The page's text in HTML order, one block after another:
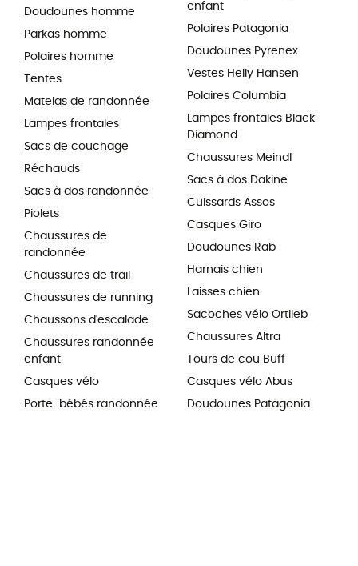
Doudounes homme
Parkas homme
Polaires homme
Tentes
Matelas de randonnée
Lampes frontales
Sacs de couchage
Réchauds
Sacs à dos randonnée
Piolets
Chaussures de
randonnée
Chaussures de trail
Chaussures de running
Chaussons d'escalade
Chaussures randonnée
enfant
Casques vélo
Porte-bébés randonnée
enfant
Polaires Patagonia
Doudounes Pyrenex
Vestes Helly Hansen
Polaires Columbia
Lampes frontales Black
Diamond
Chaussures Meindl
Sacs à dos Dakine
Cuissards Assos
Casques Giro
Doudounes Rab
Harnais chien
Laisses chien
Sacoches vélo Ortlieb
Chaussures Altra
Tours de cou Buff
Casques vélo Abus
Doudounes Patagonia